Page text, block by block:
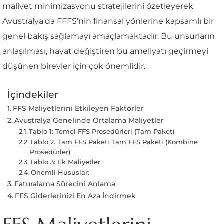
maliyet minimizasyonu stratejilerini özetleyerek
Avustralya'da FFFS'nin finansal yönlerine kapsamlı bir
genel bakış sağlamayı amaçlamaktadır. Bu unsurların
anlaşılması, hayat değiştiren bu ameliyatı geçirmeyi
düşünen bireyler için çok önemlidir.
İçindekiler
FFS Maliyetlerini Etkileyen Faktörler
Avustralya Genelinde Ortalama Maliyetler
Tablo 1: Temel FFS Prosedürleri (Tam Paket)
Tablo 2. Tam FFS Paketi Tam FFS Paketi (Kombine
Prosedürler)
Tablo 3: Ek Maliyetler
Önemli Hususlar:
Faturalama Sürecini Anlama
FFS Giderlerinizi En Aza İndirmek